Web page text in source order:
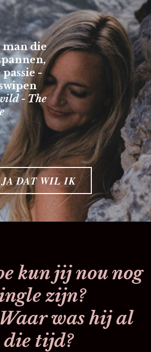
die
-
- The
JA DAT WIL IK
kun jij nou nog
zijn?
was hij al
die tijd?